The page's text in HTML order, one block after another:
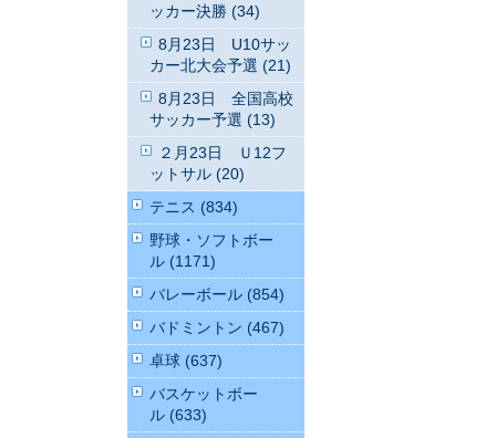
ッカー決勝 (34)
8月23日 U10サッ
カー北大会予選 (21)
8月23日 全国高校
サッカー予選 (13)
２月23日 Ｕ12フ
ットサル (20)
テニス (834)
野球・ソフトボー
ル (1171)
バレーボール (854)
バドミントン (467)
卓球 (637)
バスケットボー
ル (633)